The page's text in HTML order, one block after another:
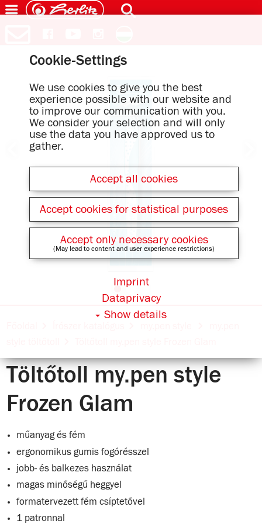
Töltőtoll my.pen style
Frozen Glam
műanyag és fém
ergonomikus gumis fogórésszel
jobb- és balkezes használat
magas minőségű heggyel
formatervezett fém csíptetővel
1 patronnal
Cookie-Settings
We use cookies to give you the best
experience possible with our website and
to improve our communication with you.
We consider your selection and will only
use the data you have approved us to
gather.
Accept all cookies
Accept cookies for statistical purposes
Accept only necessary cookies
(May lead to content and user experience restrictions)
Show details
Dataprivacy
Imprint